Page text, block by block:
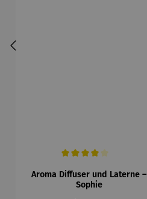
Aroma Diffuser und Laterne –
Sophie